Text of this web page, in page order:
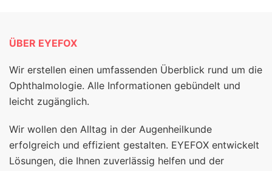
ÜBER EYEFOX
Wir erstellen einen umfassenden Überblick rund um die
Ophthalmologie. Alle Informationen gebündelt und
leicht zugänglich.
Wir wollen den Alltag in der Augenheilkunde
erfolgreich und effizient gestalten. EYEFOX entwickelt
Lösungen, die Ihnen zuverlässig helfen und der